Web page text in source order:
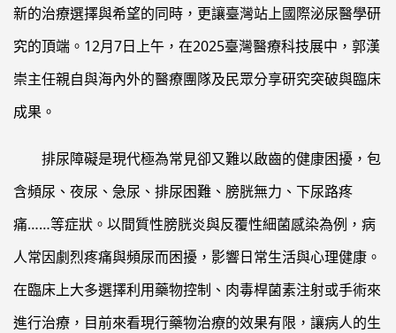
新的治療選擇與希望的同時，更讓臺灣站上國際泌尿醫學研
究的頂端。12月7日上午，在2025臺灣醫療科技展中，郭漢
崇主任親自與海內外的醫療團隊及民眾分享研究突破與臨床
成果。
排尿障礙是現代極為常見卻又難以啟齒的健康困擾，包
含頻尿、夜尿、急尿、排尿困難、膀胱無力、下尿路疼
痛……等症狀。以間質性膀胱炎與反覆性細菌感染為例，病
人常因劇烈疼痛與頻尿而困擾，影響日常生活與心理健康。
在臨床上大多選擇利用藥物控制、肉毒桿菌素注射或手術來
進行治療，目前來看現行藥物治療的效果有限，讓病人的生